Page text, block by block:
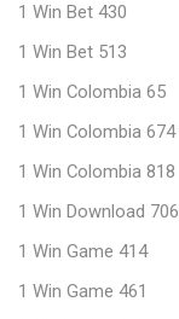
1 Win Bet 430
1 Win Bet 513
1 Win Colombia 65
1 Win Colombia 674
1 Win Colombia 818
1 Win Download 706
1 Win Game 414
1 Win Game 461